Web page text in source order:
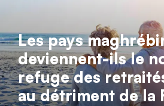
Les pays
deviennent-ils le
refuge des
au détriment de la